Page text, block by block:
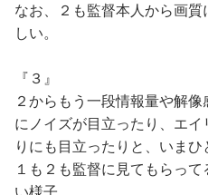
なお、２も監督本人から画
しい。
『３』
２からもう一段情報量や解
にノイズが目立ったり、エ
りにも目立ったりと、いまひ
１も２も監督に見てもらっ
い様子。